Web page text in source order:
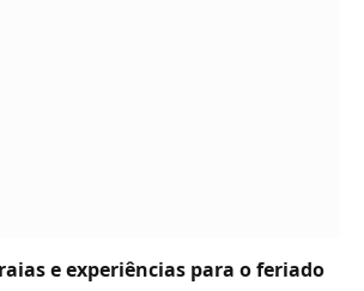
e experiências para o feriado